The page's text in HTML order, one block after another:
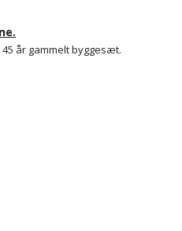
år gammelt byggesæt.